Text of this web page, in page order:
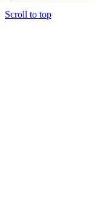
Scroll to top